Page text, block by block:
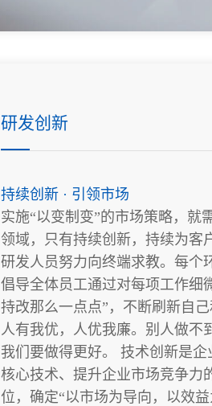
研发创新
持续创新 · 引领市场
实施“以变制变”的市场策略，就
领域，只有持续创新，持续为客
研发人员努力向终端求教。每个
倡导全体员工通过对每项工作细
持改那么一点点”，不断刷新自
人有我优，人优我廉。别人做不
我们要做得更好。 技术创新是
核心技术、提升企业市场竞争力
位，确定“以市场为导向，以效